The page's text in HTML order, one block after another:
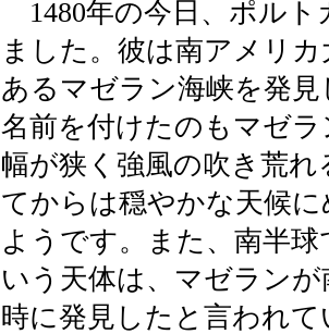
1480年の今日、ポルト
ました。彼は南アメリ
あるマゼラン海峡を発
名前を付けたのもマゼ
幅が狭く強風の吹き荒
てからは穏やかな天候
ようです。また、南半
いう天体は、マゼラン
時に発見したと言われ